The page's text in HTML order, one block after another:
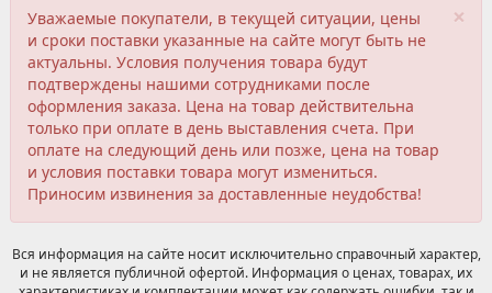
×
Уважаемые покупатели, в текущей ситуации, цены
и сроки поставки указанные на сайте могут быть не
актуальны. Условия получения товара будут
подтверждены нашими сотрудниками после
оформления заказа. Цена на товар действительна
только при оплате в день выставления счета. При
оплате на следующий день или позже, цена на товар
и условия поставки товара могут измениться.
Приносим извинения за доставленные неудобства!
Вся информация на сайте носит исключительно справочный характер,
и не является публичной офертой. Информация о ценах, товарах, их